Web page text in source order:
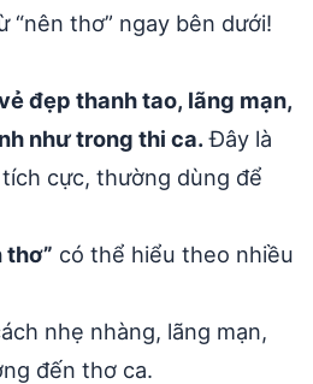
“nên thơ” ngay bên dưới!
đẹp thanh tao, lãng mạn,
như trong thi ca.Đây là
cực, thường dùng để
thơ” có thể hiểu theo nhiều
nhẹ nhàng, lãng mạn,
đến thơ ca.